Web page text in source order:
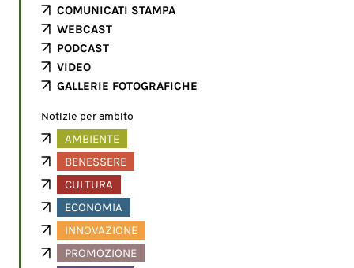
COMUNICATI STAMPA
WEBCAST
PODCAST
VIDEO
GALLERIE FOTOGRAFICHE
Notizie per ambito
AMBIENTE
BENESSERE
CULTURA
ECONOMIA
INNOVAZIONE
PROMOZIONE